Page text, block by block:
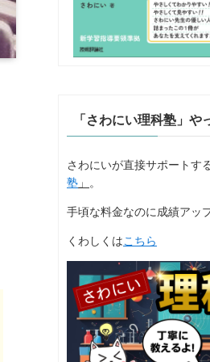
「さわにい理科塾」や
さわにいが直接サポートす
塾 」 。
手頃な料金なのに成績アッ
くわしくはこちら